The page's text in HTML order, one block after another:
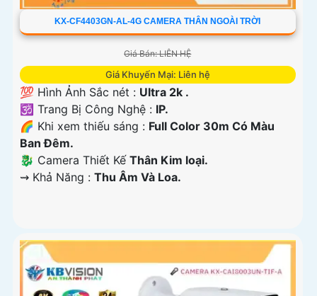
KX-CF4403GN-AL-4G CAMERA THÂN NGOÀI TRỜI
Giá Bán: LIÊN HỆ
Giá Khuyến Mại: Liên hệ
💯 Hình Ảnh Sắc nét : Ultra 2k .
🕉️ Trang Bị Công Nghệ : IP.
🌈 Khi xem thiếu sáng : Full Color 30m Có Màu
Ban Ðêm.
🐉️ Camera Thiết Kế Thân Kim loại.
️⇝ Khả Năng : Thu Âm Và Loa.